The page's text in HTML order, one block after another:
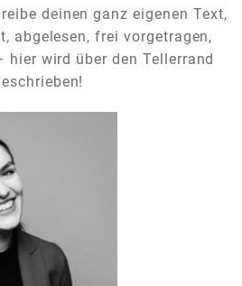
deinen ganz eigenen Text,
abgelesen, frei vorgetragen,
wird über den Tellerrand